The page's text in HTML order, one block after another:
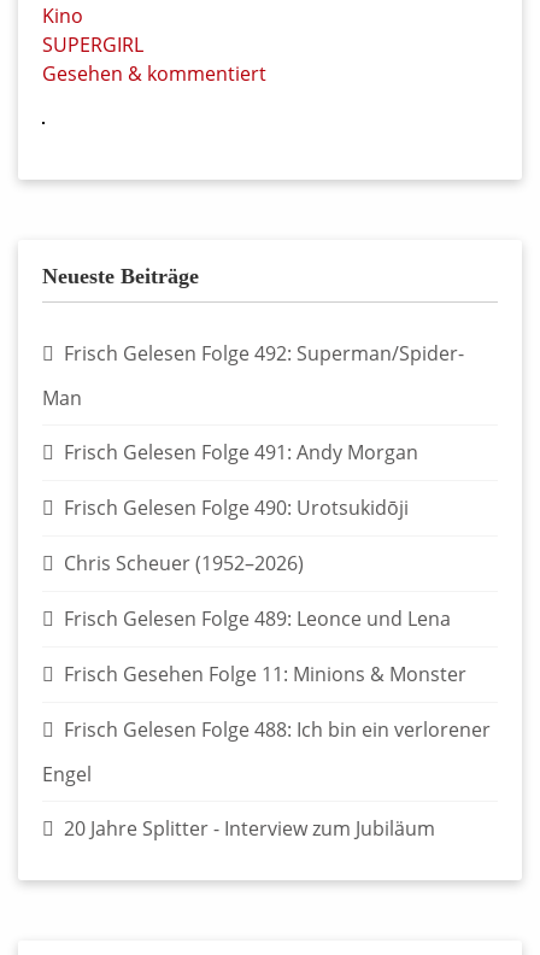
Kino
SUPERGIRL
Gesehen & kommentiert
Neueste Beiträge
Frisch Gelesen Folge 492: Superman/Spider-
Man
Frisch Gelesen Folge 491: Andy Morgan
Frisch Gelesen Folge 490: Urotsukidōji
Chris Scheuer (1952–2026)
Frisch Gelesen Folge 489: Leonce und Lena
Frisch Gesehen Folge 11: Minions & Monster
Frisch Gelesen Folge 488: Ich bin ein verlorener
Engel
20 Jahre Splitter - Interview zum Jubiläum